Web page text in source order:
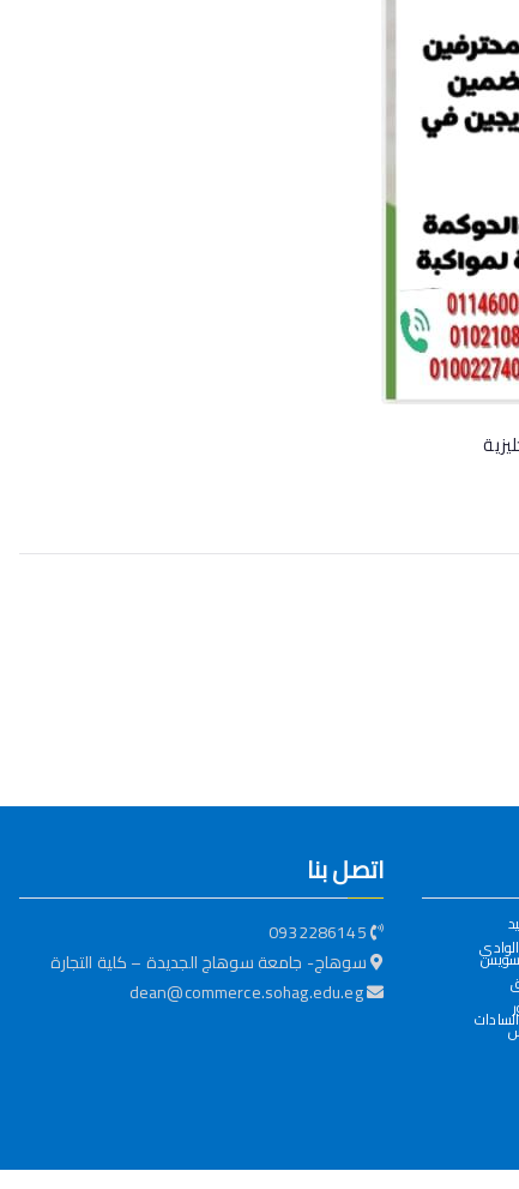
اتصل بنا
0932286145
سوهاج- جامعة سوهاج الجديدة – كلية التجارة
dean@commerce.sohag.edu.eg